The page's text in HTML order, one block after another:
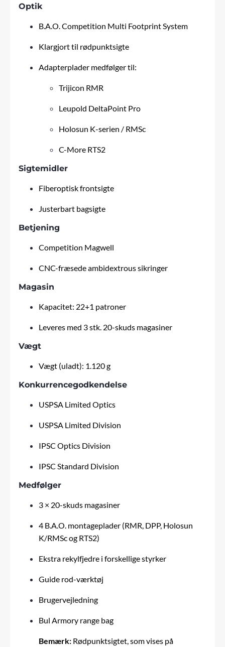
Optik
B.A.O. Competition Multi Footprint System
Klargjort til rødpunktsigte
Adapterplader medfølger til:
Trijicon RMR
Leupold DeltaPoint Pro
Holosun K-serien / RMSc
C-More RTS2
Sigtemidler
Fiberoptisk frontsigte
Justerbart bagsigte
Betjening
Competition Magwell
CNC-fræsede ambidextrous sikringer
Magasin
Kapacitet: 22+1 patroner
Leveres med 3 stk. 20-skuds magasiner
Vægt
Vægt (uladt): 1.120 g
Konkurrencegodkendelse
USPSA Limited Optics
USPSA Limited Division
IPSC Optics Division
IPSC Standard Division
Medfølger
3 × 20-skuds magasiner
4 B.A.O. montageplader (RMR, DPP, Holosun
K/RMSc og RTS2)
Ekstra rekylfjedre i forskellige styrker
Guide rod-værktøj
Brugervejledning
Bul Armory range bag
Bemærk: Rødpunktsigtet, som vises på